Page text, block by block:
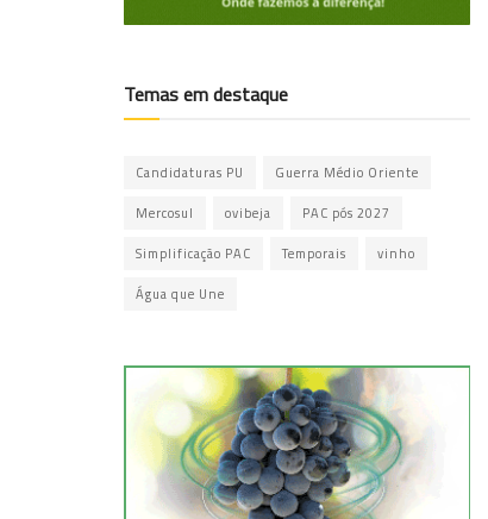
Temas em destaque
Candidaturas PU Guerra Médio Oriente
Mercosul ovibeja PAC pós 2027
Simplificação PAC Temporais vinho
Água que Une